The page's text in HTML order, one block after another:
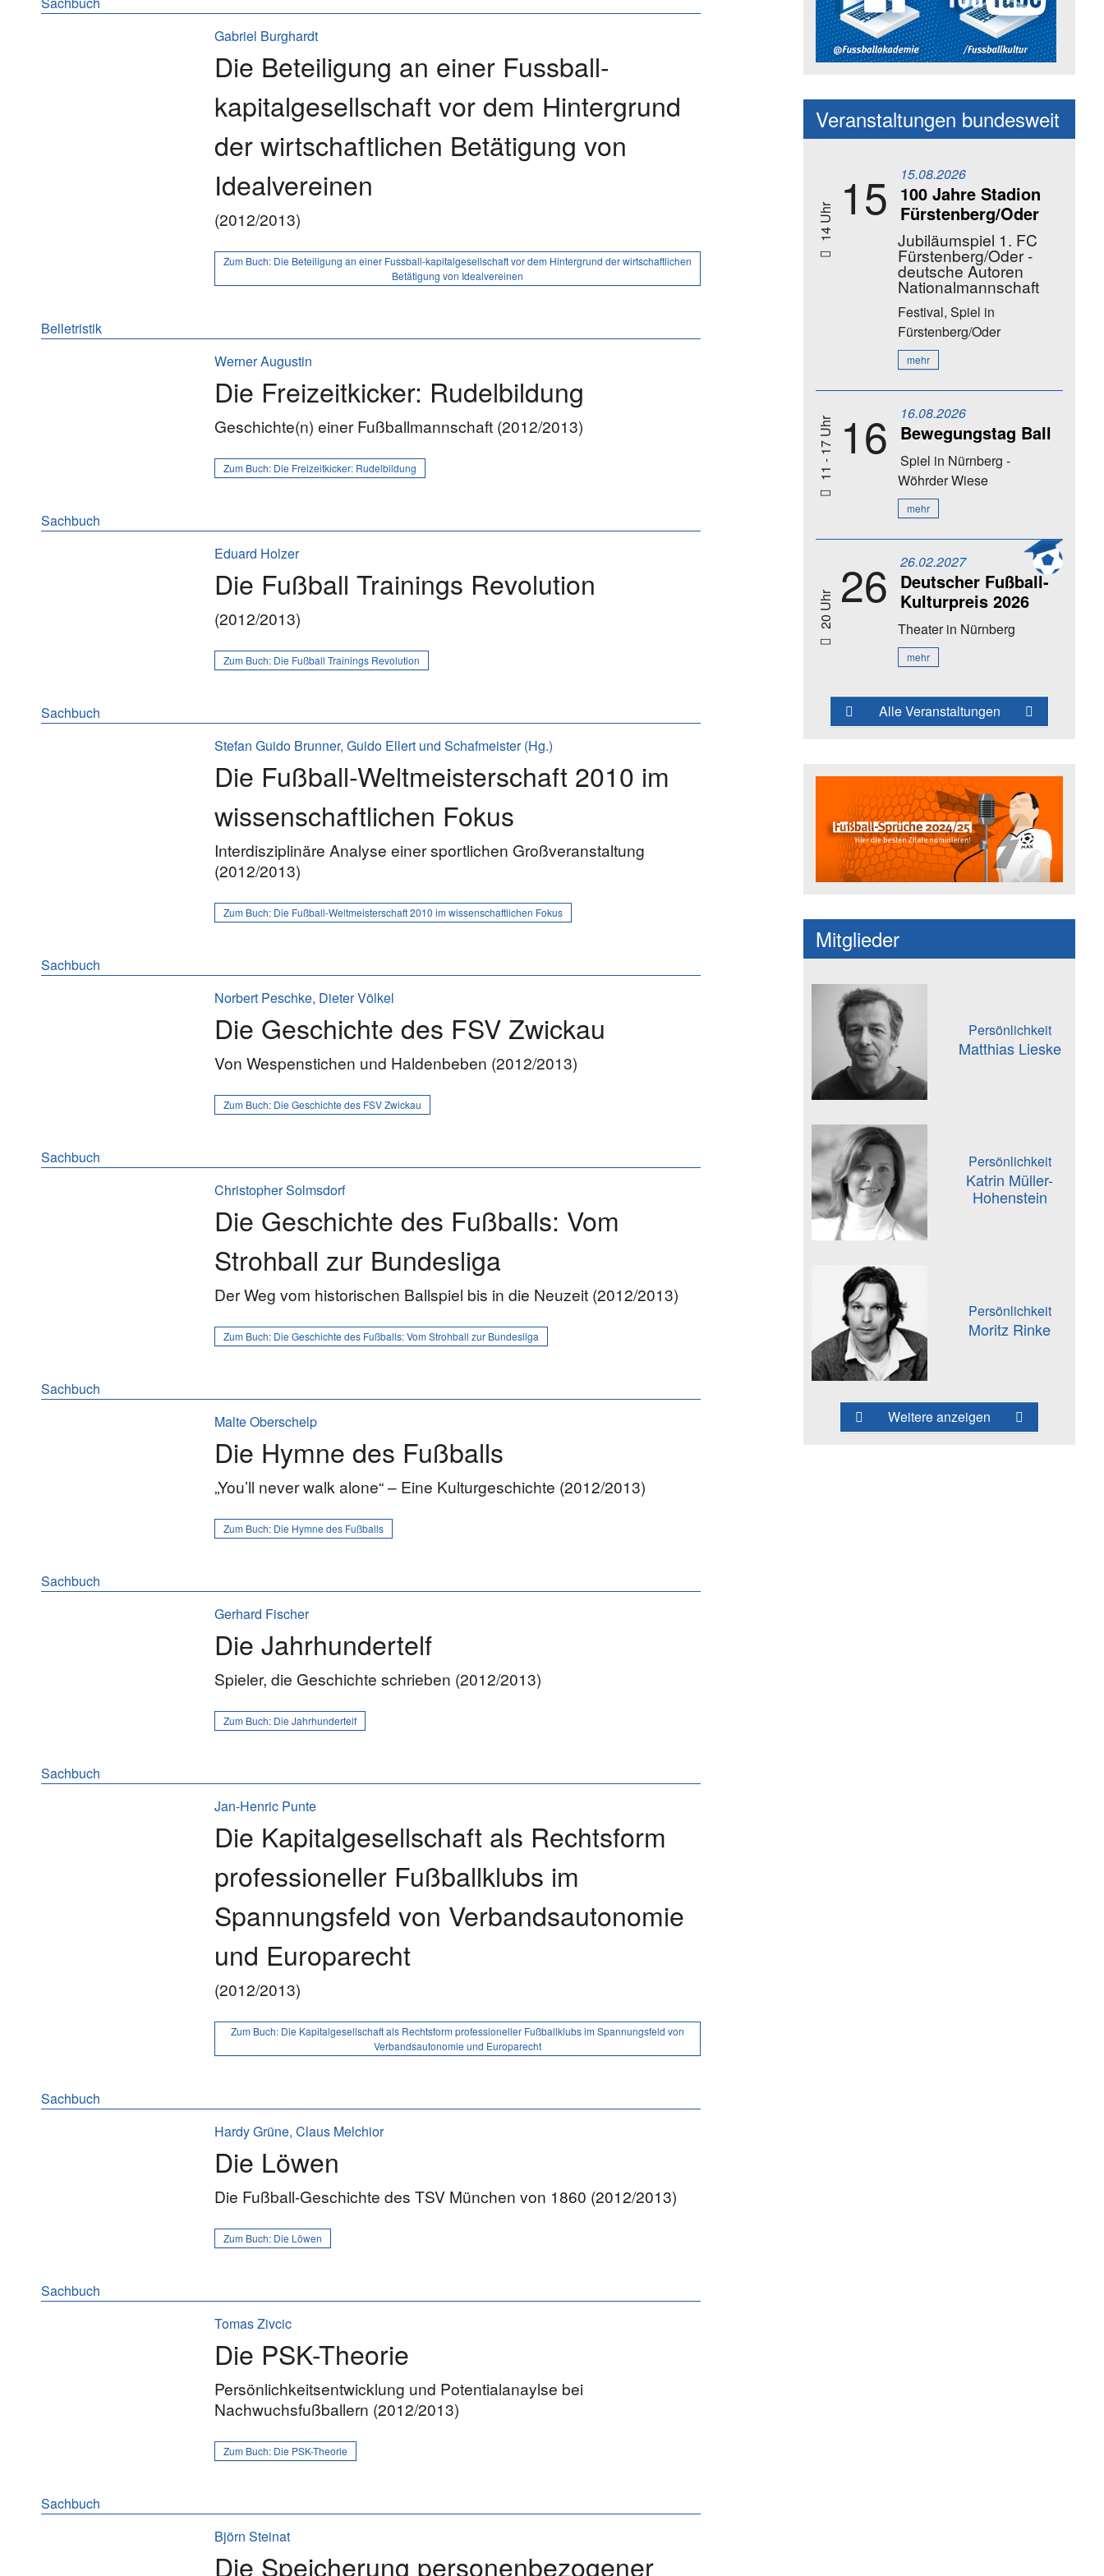
Gabriel Burghardt
Die Beteiligung an einer Fussball-
kapitalgesellschaft vor dem Hintergrund
der wirtschaftlichen Betätigung von
Idealvereinen
(2012/2013)
Zum Buch: Die Beteiligung an einer Fussball-kapitalgesellschaft vor dem Hintergrund der wirtschaftlichen
Betätigung von Idealvereinen
Belletristik
Werner Augustin
Die Freizeitkicker: Rudelbildung
Geschichte(n) einer Fußballmannschaft (2012/2013)
Zum Buch: Die Freizeitkicker: Rudelbildung
Sachbuch
Eduard Holzer
Die Fußball Trainings Revolution
(2012/2013)
Zum Buch: Die Fußball Trainings Revolution
Sachbuch
Stefan Guido Brunner, Guido Ellert und Schafmeister (Hg.)
Die Fußball-Weltmeisterschaft 2010 im
wissenschaftlichen Fokus
Interdisziplinäre Analyse einer sportlichen Großveranstaltung
(2012/2013)
Zum Buch: Die Fußball-Weltmeisterschaft 2010 im wissenschaftlichen Fokus
Sachbuch
Norbert Peschke, Dieter Völkel
Die Geschichte des FSV Zwickau
Von Wespenstichen und Haldenbeben (2012/2013)
Zum Buch: Die Geschichte des FSV Zwickau
Sachbuch
Christopher Solmsdorf
Die Geschichte des Fußballs: Vom
Strohball zur Bundesliga
Der Weg vom historischen Ballspiel bis in die Neuzeit (2012/2013)
Zum Buch: Die Geschichte des Fußballs: Vom Strohball zur Bundesliga
Sachbuch
Malte Oberschelp
Die Hymne des Fußballs
„You’ll never walk alone“ – Eine Kulturgeschichte (2012/2013)
Zum Buch: Die Hymne des Fußballs
Sachbuch
Gerhard Fischer
Die Jahrhundertelf
Spieler, die Geschichte schrieben (2012/2013)
Zum Buch: Die Jahrhundertelf
Sachbuch
Jan-Henric Punte
Die Kapitalgesellschaft als Rechtsform
professioneller Fußballklubs im
Spannungsfeld von Verbandsautonomie
und Europarecht
(2012/2013)
Zum Buch: Die Kapitalgesellschaft als Rechtsform professioneller Fußballklubs im Spannungsfeld von
Verbandsautonomie und Europarecht
Sachbuch
Hardy Grüne, Claus Melchior
Die Löwen
Die Fußball-Geschichte des TSV München von 1860 (2012/2013)
Zum Buch: Die Löwen
Sachbuch
Tomas Zivcic
Die PSK-Theorie
Persönlichkeitsentwicklung und Potentialanaylse bei
Nachwuchsfußballern (2012/2013)
Zum Buch: Die PSK-Theorie
Sachbuch
Björn Steinat
Die Speicherung personenbezogener
Social Media Kanäle der
Veranstaltungen bundesweit
14 Uhr 15 15.08.2026
100 Jahre Stadion
Fürstenberg/Oder
Jubiläumspiel 1. FC
Fürstenberg/Oder -
deutsche Autoren
Nationalmannschaft
Festival, Spiel in
Fürstenberg/Oder
mehr
11 - 17 Uhr 16 16.08.2026
Bewegungstag Ball
Spiel in Nürnberg -
Wöhrder Wiese
mehr
20 Uhr 26 26.02.2027
Deutscher Fußball-
Kulturpreis 2026
Theaterin Nürnberg
mehr
Alle Veranstaltungen
Fußballspruch des Jahres:
Mitglieder
Persönlichkeit
Matthias Lieske
Persönlichkeit
Katrin Müller-
Hohenstein
Persönlichkeit
Moritz Rinke
Weitere anzeigen